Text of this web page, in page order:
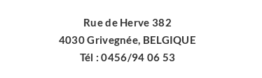
Rue de Herve 382
4030 Grivegnée, BELGIQUE
Tél : 0456/94 06 53